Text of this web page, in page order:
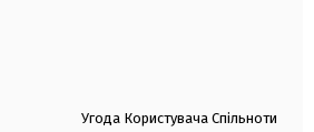
Угода Користувача Спільноти